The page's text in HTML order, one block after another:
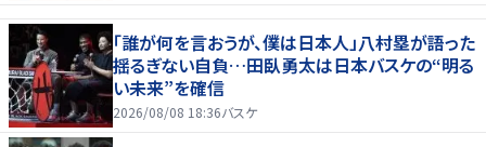
「誰が何を言おうが、僕は日本人」八村塁が語った
揺るぎない自負…田臥勇太は日本バスケの“明る
い未来”を確信
2026/08/08 18:36バスケ